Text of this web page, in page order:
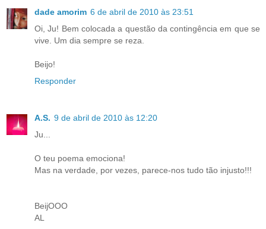
dade amorim 6 de abril de 2010 às 23:51
Oi, Ju! Bem colocada a questão da contingência em que se
vive. Um dia sempre se reza.
Beijo!
Responder
A.S. 9 de abril de 2010 às 12:20
Ju...
O teu poema emociona!
Mas na verdade, por vezes, parece-nos tudo tão injusto!!!
BeijOOO
AL